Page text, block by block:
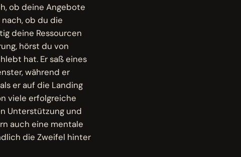
ob deine Angebote
ob du die
deine Ressourcen
hörst du von
hat. Er saß eines
während er
er auf die Landing
viele erfolgreiche
Unterstützung und
auch eine mentale
die Zweifel hinter